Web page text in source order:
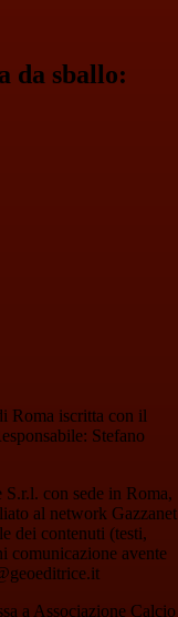
da sballo:
Roma iscritta con il
Stefano
con sede in Roma,
al network Gazzanet
dei contenuti (testi,
comunicazione avente
a Associazione Calcio